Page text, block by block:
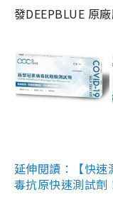
發DEEPBLUE 原
延伸閱讀：【快
毒抗原快速測試劑